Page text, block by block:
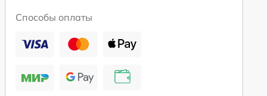
Способы оплаты